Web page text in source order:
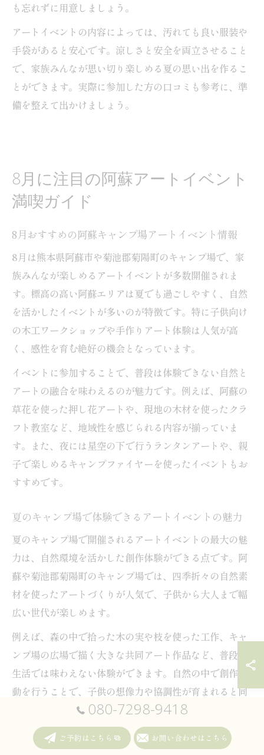
も忘れずに用意しましょう。
アートイベントの内容によっては、汚れても良い服装や
手袋があると安心です。涼しさと安全を両立させること
で、家族みんなが思い切り楽しめる夏の思い出を作るこ
とができます。実際に参加した方の口コミも参考に、準
備を整えて出かけましょう。
8月に注目の阿蘇アートイベント
満喫ガイド
8月おすすめの阿蘇キャンプ場アートイベント情報
8月は熊本県阿蘇市や菊池郡菊陽町のキャンプ場で、家
族みんなが楽しめるアートイベントが多数開催されま
す。標高の高い阿蘇エリアは夏でも過ごしやすく、自然
を活かしたイベントが多いのが特徴です。特に子供向け
の木工ワークショップや手作りアート体験は人気が高
く、感性を育む絶好の機会となっています。
イベントに参加することで、普段は体験できない自然と
アートの融合を味わえるのが魅力です。例えば、阿蘇の
草花を使った押し花アートや、現地の木材を使ったクラ
フト教室など、地域性を感じられる内容が揃っていま
す。また、夜には星空の下で行うランタンアートや、親
子で楽しめるキャンプファイヤーを使ったイベントもお
すすめです。
夏のキャンプ場で体験できるアートイベントの魅力
夏のキャンプ場で開催されるアートイベントの最大の魅
力は、自然環境を活かした創作体験ができる点です。阿
蘇や菊池郡菊陽町のキャンプ場では、四季折々の自然素
材を使ったアートづくりが人気で、子供から大人まで幅
広い世代が楽しめます。
例えば、森の中で拾った木の実や枝を使った工作、キャ
ンプ場の広場で描く大きな共同アート作品など、普段の
生活では味わえない体験ができます。自然の中で創作活
動を行うことで、子供の想像力や協調性が育まれると同
時に、家族の思い出作りにも最適です。また、屋外イベ
ントのため、感染症対策の観点からも安心して参加でき
る点が評価されています。
080-7298-9418
ご予約はこちら お問い合わせはこちら